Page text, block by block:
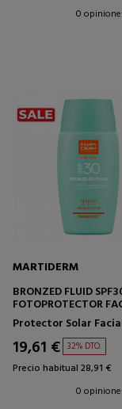
0
MARTIDERM
BRONZED FLUID
FOTOPROTECTOR
Protector Solar
19,61 € 32% DTO.
Precio habitual 28,91 €
0